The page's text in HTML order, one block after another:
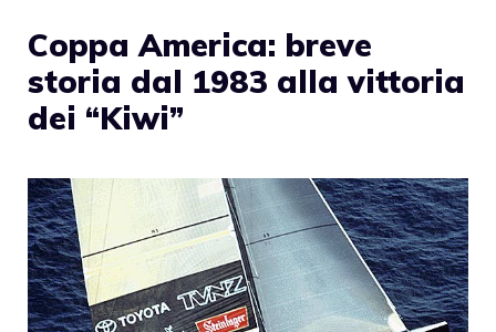
Coppa America: breve
storia dal 1983 alla vittoria
dei “Kiwi”